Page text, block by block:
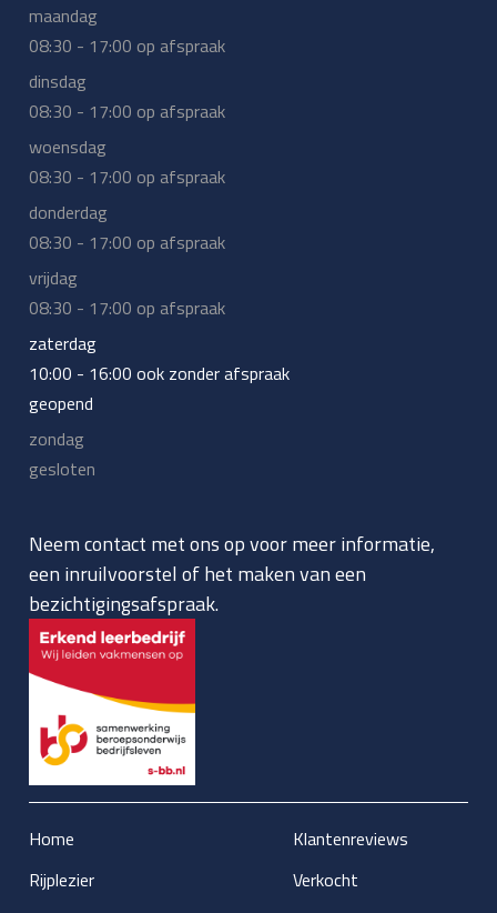
maandag
08:30 - 17:00 op afspraak
dinsdag
08:30 - 17:00 op afspraak
woensdag
08:30 - 17:00 op afspraak
donderdag
08:30 - 17:00 op afspraak
vrijdag
08:30 - 17:00 op afspraak
zaterdag
10:00 - 16:00 ook zonder afspraak
geopend
zondag
gesloten
Neem contact met ons op voor meer informatie,
een inruilvoorstel of het maken van een
bezichtigingsafspraak.
Home
Rijplezier
Klantenreviews
Verkocht